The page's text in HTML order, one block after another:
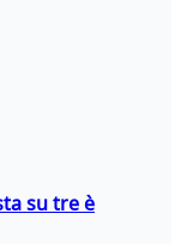
su tre è